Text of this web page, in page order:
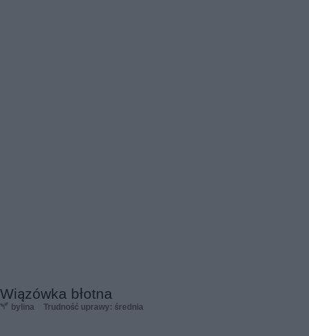
Wiązówka błotna
bylina Trudność uprawy: średnia